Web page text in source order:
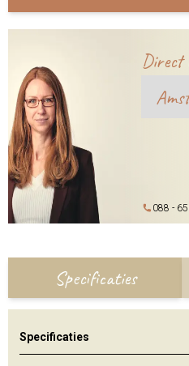
Direct
088 -
Specificaties
Specificaties